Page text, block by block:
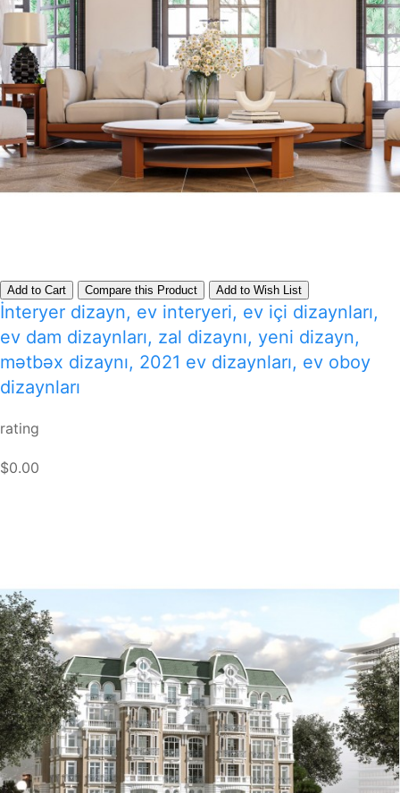
Add to Cart Compare this Product Add to Wish List
İnteryer dizayn, ev interyeri, ev içi dizaynları,
ev dam dizaynları, zal dizaynı, yeni dizayn,
mətbəx dizaynı, 2021 ev dizaynları, ev oboy
dizaynları
rating
$0.00